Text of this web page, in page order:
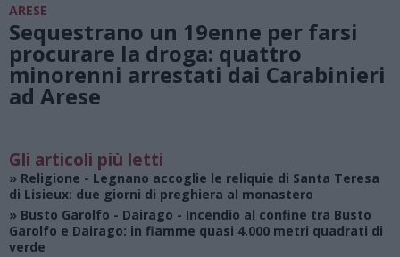
ARESE
Sequestrano un 19enne per farsi
procurare la droga: quattro
minorenni arrestati dai Carabinieri
ad Arese
Gli articoli più letti
» Religione - Legnano accoglie le reliquie di Santa Teresa
di Lisieux: due giorni di preghiera al monastero
» Busto Garolfo - Dairago - Incendio al confine tra Busto
Garolfo e Dairago: in fiamme quasi 4.000 metri quadrati di
verde